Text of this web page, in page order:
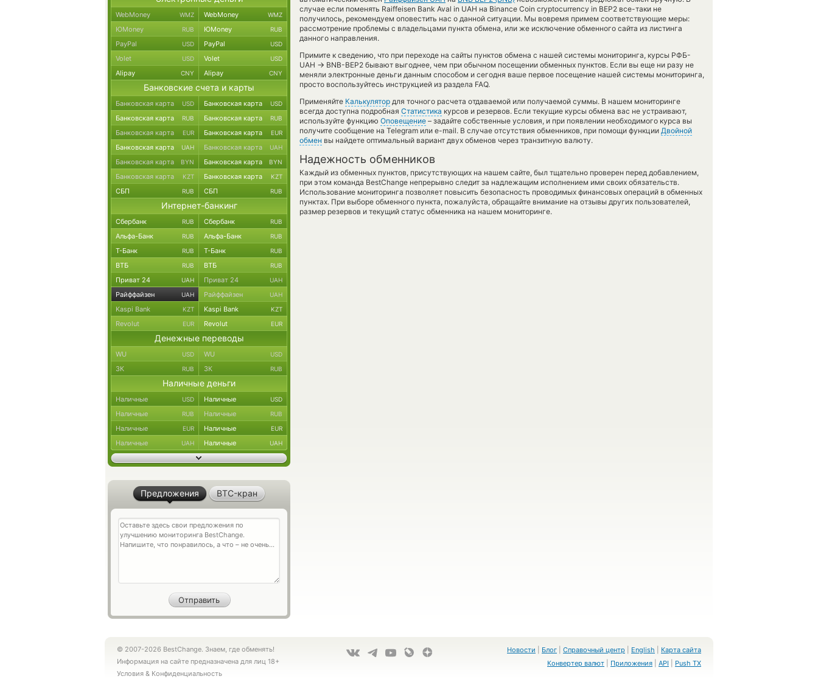
случае если поменять Raiffeisen Bank Aval in UAH на Binance Coin cryptocurrency in BEP2 все-таки не
получилось, рекомендуем оповестить нас о данной ситуации. Мы вовремя примем соответствующие меры:
рассмотрение проблемы с владельцами пункта обмена, или же исключение обменного сайта из листинга
данного направления.
Примите к сведению, что при переходе на сайты пунктов обмена с нашей системы мониторинга, курсы РФБ-
UAH → BNB-BEP2 бывают выгоднее, чем при обычном посещении обменных пунктов. Если вы еще ни разу не
меняли электронные деньги данным способом и сегодня ваше первое посещение нашей системы мониторинга,
просто воспользуйтесь инструкцией из раздела FAQ.
Применяйте Калькулятор для точного расчета отдаваемой или получаемой суммы. В нашем мониторинге
всегда доступна подробная Статистика курсов и резервов. Если текущие курсы обмена вас не устраивают,
используйте функцию Оповещение – задайте собственные условия, и при появлении необходимого курса вы
получите сообщение на Telegram или e-mail. В случае отсутствия обменников, при помощи функции Двойной
обмен вы найдете оптимальный вариант двух обменов через транзитную валюту.
Надежность обменников
Каждый из обменных пунктов, присутствующих на нашем сайте, был тщательно проверен перед добавлением,
при этом команда BestChange непрерывно следит за надлежащим исполнением ими своих обязательств.
Использование мониторинга позволяет повысить безопасность проводимых финансовых операций в обменных
пунктах. При выборе обменного пункта, пожалуйста, обращайте внимание на отзывы других пользователей,
размер резервов и текущий статус обменника на нашем мониторинге.
WebMoney WMZ WebMoney WMZ
ЮMoney RUB ЮMoney RUB
PayPal USD PayPal USD
Volet USD Volet USD
Alipay CNY Alipay CNY
Банковские счета и карты
Банковская карта USD Банковская карта USD
Банковская карта RUB Банковская карта RUB
Банковская карта EUR Банковская карта EUR
Банковская карта UAH Банковская карта UAH
Банковская карта BYN Банковская карта BYN
Банковская карта KZT Банковская карта KZT
СБП RUB СБП RUB
Интернет-банкинг
Сбербанк RUB Сбербанк RUB
Альфа-Банк RUB Альфа-Банк RUB
Т-Банк RUB Т-Банк RUB
ВТБ RUB ВТБ RUB
Приват 24 UAH Приват 24 UAH
Райффайзен UAH Райффайзен UAH
Kaspi Bank KZT Kaspi Bank KZT
Revolut EUR Revolut EUR
Денежные переводы
WU USD WU USD
ЗК RUB ЗК RUB
Наличные деньги
Наличные USD Наличные USD
Наличные RUB Наличные RUB
Наличные EUR Наличные EUR
Наличные UAH Наличные UAH
Предложения BTC-кран
© 2007-2026 BestChange. Знаем, где обменять!
Информация на сайте предназначена для лиц 18+
Условия & Конфиденциальность
Новости Блог Справочный центр English
Карта сайта
Конвертер валют
Приложения API Push TX